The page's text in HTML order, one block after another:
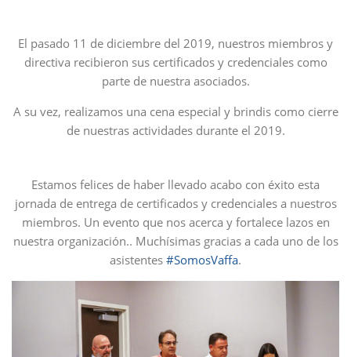
El pasado 11 de diciembre del 2019, nuestros miembros y
directiva recibieron sus certificados y credenciales como
parte de nuestra asociados.
A su vez, realizamos una cena especial y brindis como cierre
de nuestras actividades durante el 2019.
Estamos felices de haber llevado acabo con éxito esta
jornada de entrega de certificados y credenciales a nuestros
miembros. Un evento que nos acerca y fortalece lazos en
nuestra organización.. Muchísimas gracias a cada uno de los
asistentes #SomosVaffa.